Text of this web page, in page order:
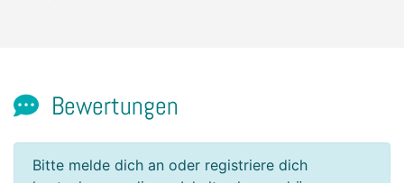
Bewertungen
Bitte melde dich an oder registriere dich